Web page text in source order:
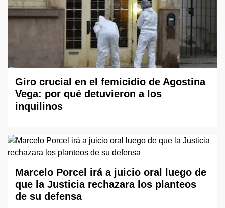
Giro crucial en el femicidio de Agostina
Vega: por qué detuvieron a los
inquilinos
Marcelo Porcel irá a juicio oral luego de
que la Justicia rechazara los planteos
de su defensa